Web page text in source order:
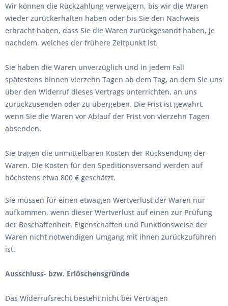
Wir können die Rückzahlung verweigern, bis wir die Waren
wieder zurückerhalten haben oder bis Sie den Nachweis
erbracht haben, dass Sie die Waren zurückgesandt haben, je
nachdem, welches der frühere Zeitpunkt ist.
Sie haben die Waren unverzüglich und in jedem Fall
spätestens binnen vierzehn Tagen ab dem Tag, an dem Sie uns
über den Widerruf dieses Vertrags unterrichten, an uns
zurückzusenden oder zu übergeben. Die Frist ist gewahrt,
wenn Sie die Waren vor Ablauf der Frist von vierzehn Tagen
absenden.
Sie tragen die unmittelbaren Kosten der Rücksendung der
Waren. Die Kosten für den Speditionsversand werden auf
höchstens etwa 800 € geschätzt.
Sie müssen für einen etwaigen Wertverlust der Waren nur
aufkommen, wenn dieser Wertverlust auf einen zur Prüfung
der Beschaffenheit, Eigenschaften und Funktionsweise der
Waren nicht notwendigen Umgang mit ihnen zurückzuführen
ist.
Ausschluss- bzw. Erlöschensgründe
Das Widerrufsrecht besteht nicht bei Verträgen